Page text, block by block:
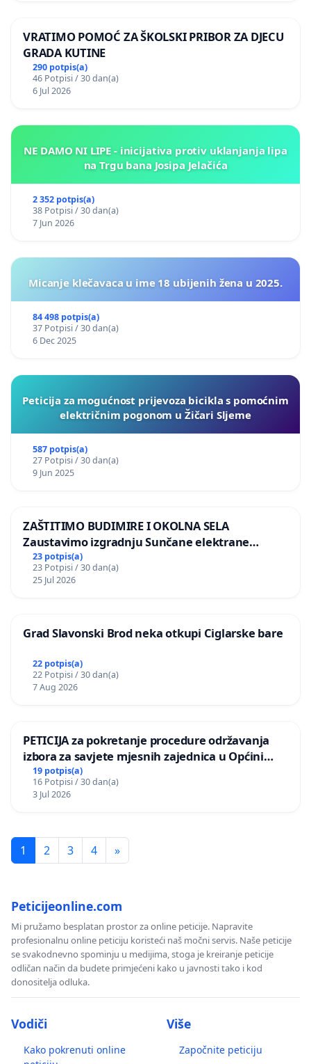
VRATIMO POMOĆ ZA ŠKOLSKI PRIBOR ZA DJECU
GRADA KUTINE
290 potpis(a)
46 Potpisi / 30 dan(a)
6 Jul 2026
NE DAMO NI LIPE - inicijativa protiv uklanjanja lipa
na Trgu bana Josipa Jelačića
2 352 potpis(a)
38 Potpisi / 30 dan(a)
7 Jun 2026
Micanje klečavaca u ime 18 ubijenih žena u 2025.
84 498 potpis(a)
37 Potpisi / 30 dan(a)
6 Dec 2025
Peticija za mogućnost prijevoza bicikla s pomoćnim
električnim pogonom u Žičari Sljeme
587 potpis(a)
27 Potpisi / 30 dan(a)
9 Jun 2025
ZAŠTITIMO BUDIMIRE I OKOLNA SELA
Zaustavimo izgradnju Sunčane elektrane
Vedrine na području Ugljana
23 potpis(a)
23 Potpisi / 30 dan(a)
25 Jul 2026
Grad Slavonski Brod neka otkupi Ciglarske bare
22 potpis(a)
22 Potpisi / 30 dan(a)
7 Aug 2026
PETICIJA za pokretanje procedure održavanja
izbora za savjete mjesnih zajednica u Općini
Bugojno
19 potpis(a)
16 Potpisi / 30 dan(a)
3 Jul 2026
1 2 3 4 »
Peticijeonline.com
Mi pružamo besplatan prostor za online peticije. Napravite
profesionalnu online peticiju koristeći naš močni servis. Naše peticije
se svakodnevno spominju u medijima, stoga je kreiranje peticije
odličan način da budete primjećeni kako u javnosti tako i kod
donositelja odluka.
Vodiči
Kako pokrenuti online
Više
Započnite peticiju